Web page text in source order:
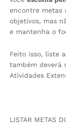
encontre metas
objetivos, mas
e mantenha o
Feito isso, liste
também deverá
Atividades
LISTAR METAS